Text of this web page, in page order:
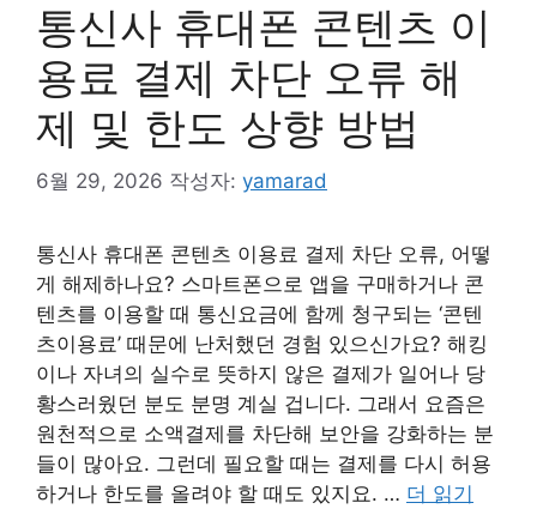
통신사 휴대폰 콘텐츠 이
용료 결제 차단 오류 해
제 및 한도 상향 방법
6월 29, 2026 작성자: yamarad
통신사 휴대폰 콘텐츠 이용료 결제 차단 오류, 어떻
게 해제하나요? 스마트폰으로 앱을 구매하거나 콘
텐츠를 이용할 때 통신요금에 함께 청구되는 ‘콘텐
츠이용료’ 때문에 난처했던 경험 있으신가요? 해킹
이나 자녀의 실수로 뜻하지 않은 결제가 일어나 당
황스러웠던 분도 분명 계실 겁니다. 그래서 요즘은
원천적으로 소액결제를 차단해 보안을 강화하는 분
들이 많아요. 그런데 필요할 때는 결제를 다시 허용
하거나 한도를 올려야 할 때도 있지요. … 더 읽기